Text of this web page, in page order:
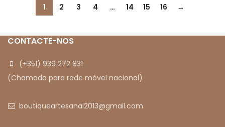
1 2 3 4 … 14 15 16 →
CONTACTE-NOS
(+351) 939 272 831
(Chamada para rede móvel nacional)
boutiqueartesanal2013@gmail.com